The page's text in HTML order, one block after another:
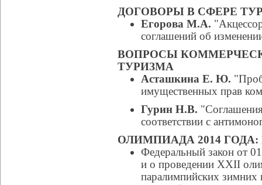
ДОГОВОРЫ В СФЕРЕ
Егорова М.А.
соглашений об
ВОПРОСЫ
ТУРИЗМА
Асташкина Е. Ю.
имущественных прав
Гурин Н.В.
соответствии с
ОЛИМПИАДА 2014
Федеральный закон от
и о проведении XXII
паралимпийских зимних